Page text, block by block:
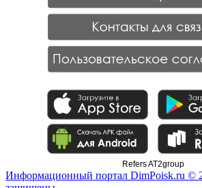
Refers AT2group
Информационный портал DimPoisk.ru ©